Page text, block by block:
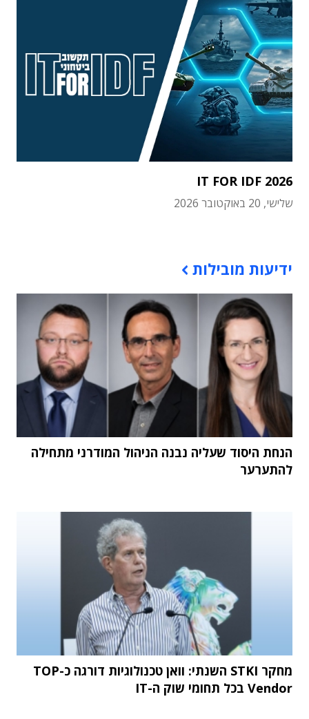
IT FOR IDF 2026
שלישי, 20 באוקטובר 2026
ידיעות מובילות
הנחת היסוד שעליה נבנה הניהול המודרני מתחילה
להתערער
מחקר STKI השנתי: וואן טכנולוגיות דורגה כ-TOP
Vendor בכל תחומי שוק ה-IT